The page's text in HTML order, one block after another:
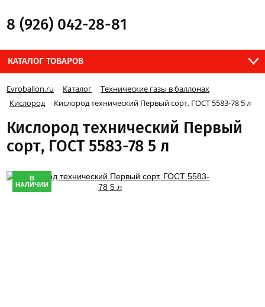
8 (926) 042-28-81
КАТАЛОГ ТОВАРОВ
Evroballon.ru Каталог
Технические газы в баллонах
Кислород
Кислород технический Первый сорт, ГОСТ 5583-78 5 л
Кислород технический Первый
сорт, ГОСТ 5583-78 5 л
В
НАЛИЧИИ